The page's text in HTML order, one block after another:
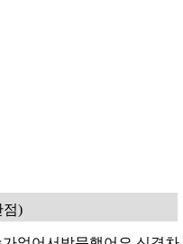
점)